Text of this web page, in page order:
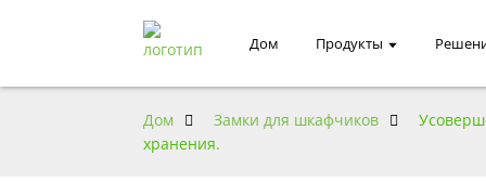
Дом Продукты
Дом Замки для шкафчиков
хранения.